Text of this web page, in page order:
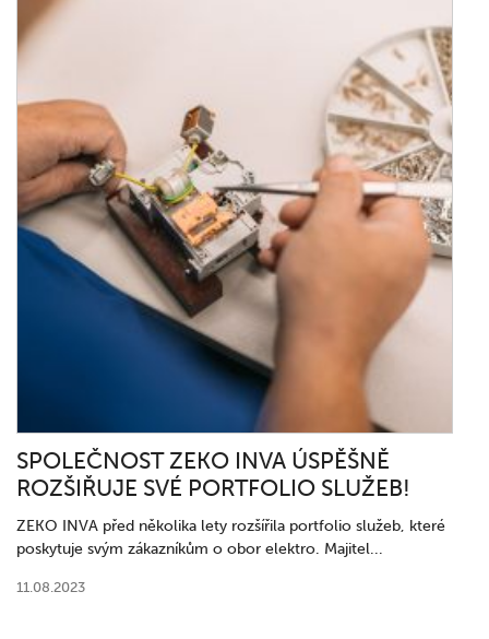
SPOLEČNOST ZEKO INVA ÚSPĚŠNĚ
ROZŠIŘUJE SVÉ PORTFOLIO SLUŽEB!
ZEKO INVA před několika lety rozšířila portfolio služeb, které
poskytuje svým zákazníkům o obor elektro. Majitel...
11.08.2023